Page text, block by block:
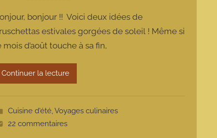
r
m
a
o
t
bonjour !! Voici deux idées de
estivales gorgées de soleil ! Même si
mois d’août touche à sa fin,
Continuer la lecture
Cuisine d'été,Voyages culinaires
22 commentaires